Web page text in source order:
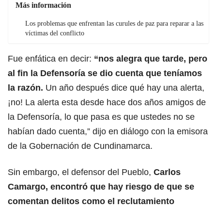
Más información
Los problemas que enfrentan las curules de paz para reparar a las
víctimas del conflicto
Fue enfática en decir: “nos alegra que tarde, pero
al fin la Defensoría se dio cuenta que teníamos
la razón. Un año después dice qué hay una alerta,
¡no! La alerta esta desde hace dos años amigos de
la Defensoría, lo que pasa es que ustedes no se
habían dado cuenta,” dijo en diálogo con la emisora
de la Gobernación de Cundinamarca.
Sin embargo, el defensor del Pueblo, Carlos
Camargo, encontró que hay riesgo de que se
comentan delitos como el reclutamiento